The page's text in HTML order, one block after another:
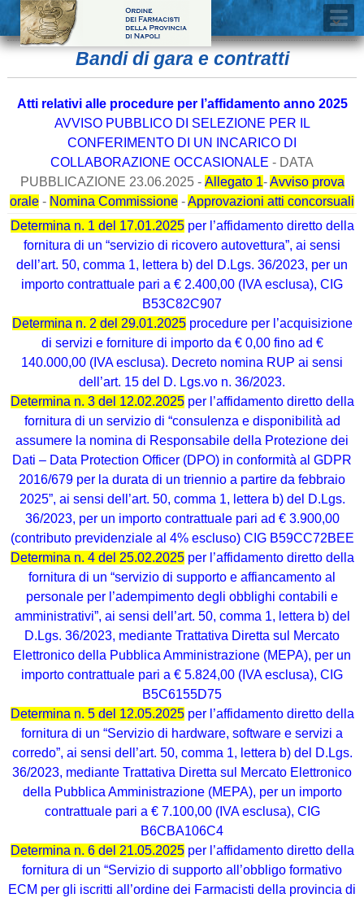
Bandi di gara e contratti
Atti relativi alle procedure per l’affidamento anno 2025
AVVISO PUBBLICO DI SELEZIONE PER IL
CONFERIMENTO DI UN INCARICO DI
COLLABORAZIONE OCCASIONALE - DATA
PUBBLICAZIONE 23.06.2025 - Allegato 1-Avviso prova
orale - Nomina Commissione -Approvazioni atti concorsuali
Determina n. 1 del 17.01.2025per l’affidamento diretto della
fornitura di un “servizio di ricovero autovettura”, ai sensi
dell’art. 50, comma 1, lettera b) del D.Lgs. 36/2023, per un
importo contrattuale pari a € 2.400,00 (IVA esclusa), CIG
B53C82C907
Determina n. 2 del 29.01.2025procedure per l’acquisizione
di servizi e forniture di importo da € 0,00 fino ad €
140.000,00 (IVA esclusa). Decreto nomina RUP ai sensi
dell’art. 15 del D. Lgs.vo n. 36/2023.
Determina n. 3 del 12.02.2025per l’affidamento diretto della
fornitura di un servizio di “consulenza e disponibilità ad
assumere la nomina di Responsabile della Protezione dei
Dati – Data Protection Officer (DPO) in conformità al GDPR
2016/679 per la durata di un triennio a partire da febbraio
2025”, ai sensi dell’art. 50, comma 1, lettera b) del D.Lgs.
36/2023, per un importo contrattuale pari ad € 3.900,00
(contributo previdenziale al 4% escluso) CIG B59CC72BEE
Determina n. 4 del 25.02.2025per l’affidamento diretto della
fornitura di un “servizio di supporto e affiancamento al
personale per l’adempimento degli obblighi contabili e
amministrativi”, ai sensi dell’art. 50, comma 1, lettera b) del
D.Lgs. 36/2023, mediante Trattativa Diretta sul Mercato
Elettronico della Pubblica Amministrazione (MEPA), per un
importo contrattuale pari a € 5.824,00 (IVA esclusa), CIG
B5C6155D75
Determina n. 5 del 12.05.2025per l’affidamento diretto della
fornitura di un “Servizio di hardware, software e servizi a
corredo”, ai sensi dell’art. 50, comma 1, lettera b) del D.Lgs.
36/2023, mediante Trattativa Diretta sul Mercato Elettronico
della Pubblica Amministrazione (MEPA), per un importo
contrattuale pari a € 7.100,00 (IVA esclusa), CIG
B6CBA106C4
Determina n. 6 del 21.05.2025per l’affidamento diretto della
fornitura di un “Servizio di supporto all’obbligo formativo
ECM per gli iscritti all’ordine dei Farmacisti della provincia di